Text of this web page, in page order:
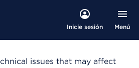
Inicie sesión Menú
issues that may affect